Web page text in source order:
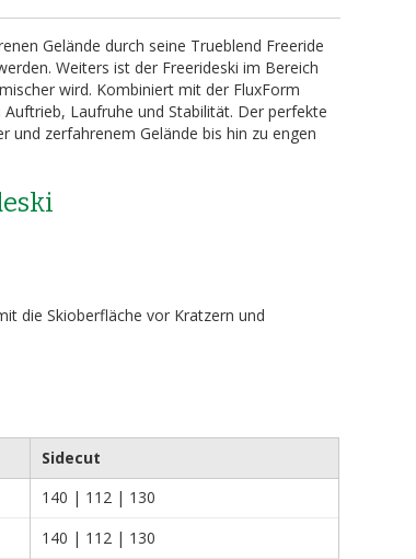
Gelände durch seine Trueblend Freeride
Weiters ist der Freerideski im Bereich
wird. Kombiniert mit der FluxForm
Laufruhe und Stabilität. Der perfekte
zerfahrenem Gelände bis hin zu engen
die Skioberfläche vor Kratzern und
Sidecut
140 | 112 | 130
140 | 112 | 130